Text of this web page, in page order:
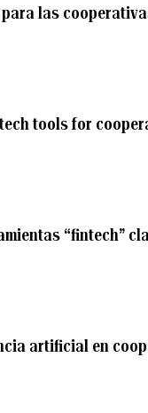
las
tools for
“fintech”
artificial en